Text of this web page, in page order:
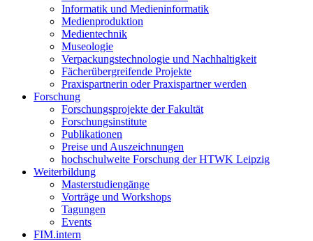
Informatik und Medieninformatik
Medienproduktion
Medientechnik
Museologie
Verpackungstechnologie und Nachhaltigkeit
Fächerübergreifende Projekte
Praxispartnerin oder Praxispartner werden
Forschung
Forschungsprojekte der Fakultät
Forschungsinstitute
Publikationen
Preise und Auszeichnungen
hochschulweite Forschung der HTWK Leipzig
Weiterbildung
Masterstudiengänge
Vorträge und Workshops
Tagungen
Events
FIM.intern